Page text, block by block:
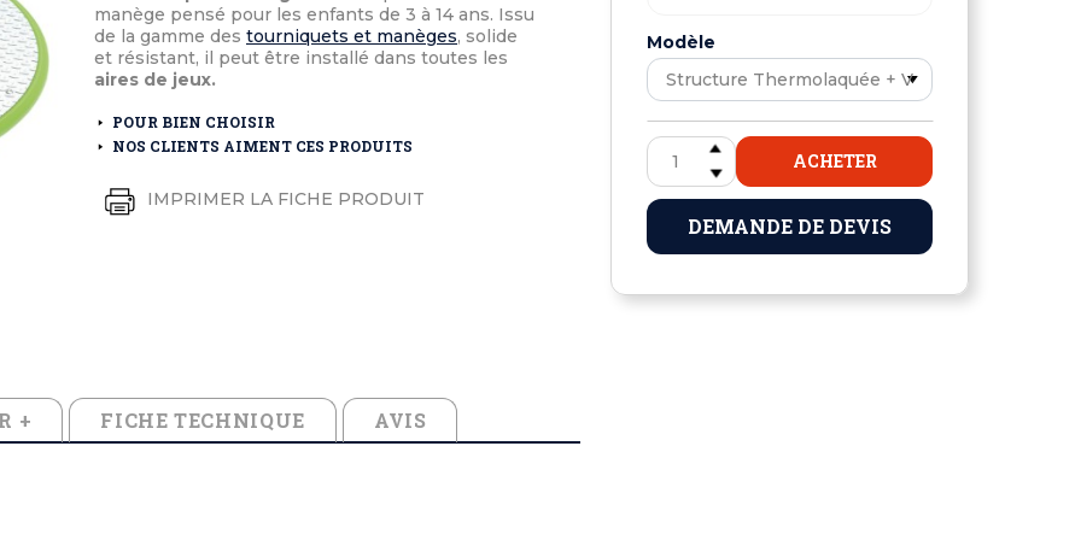
extérieurs
extérieurs
et médaille d'honneur
fanion
cérémonies
manège pensé pour les enfants de 3 à 14 ans. Issu
de la gamme des tourniquets et manèges, solide
et résistant, il peut être installé dans toutes les
aires de jeux.
POUR BIEN CHOISIR
NOS CLIENTS AIMENT CES PRODUITS
IMPRIMER LA FICHE PRODUIT
+ FICHE TECHNIQUE AVIS
Modèle
ACHETER
DEMANDE DE DEVIS